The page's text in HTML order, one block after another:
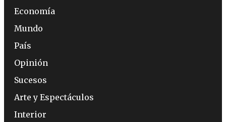
Economía
Mundo
País
Opinión
Sucesos
Arte y Espectáculos
Interior